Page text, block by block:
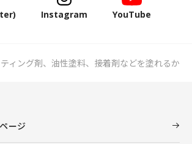
Instagram YouTube
ィング剤、油性塗料、接着剤などを塗れるか
ージ